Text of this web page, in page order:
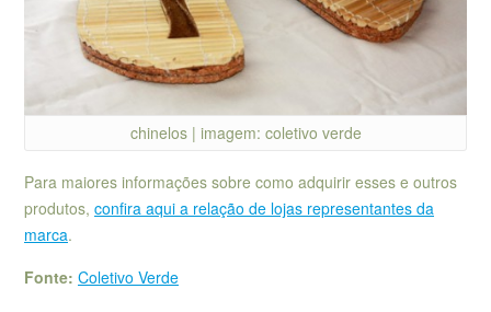
chinelos | imagem: coletivo verde
Para maiores informações sobre como adquirir esses e outros
produtos, confira aqui a relação de lojas representantes da
marca.
Fonte: Coletivo Verde